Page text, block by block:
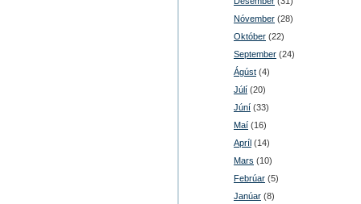
Nóvember (28)
Október (22)
September (24)
Ágúst (4)
Júlí (20)
Júní (33)
Maí (16)
Apríl (14)
Mars (10)
Febrúar (5)
Janúar (8)